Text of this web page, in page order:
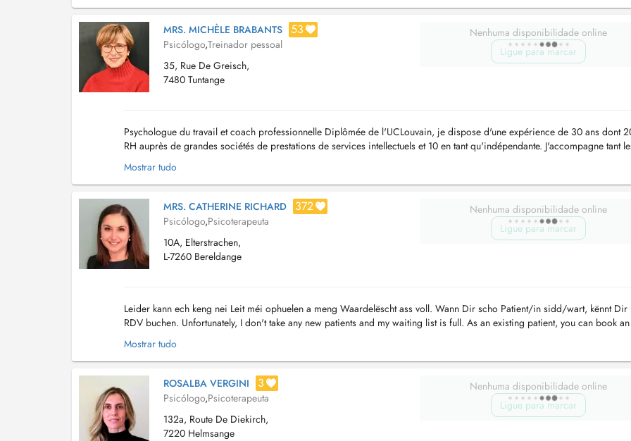
MRS. MICHÈLE BRABANTS 53
Psicólogo,Treinador pessoal
35, Rue De Greisch,
7480 Tuntange
Nenhuma disponibilidade online
Ligue para marcar
Psychologue du travail et coach professionnelle Diplômée de l'UCLouvain, je dispose d'une expérience de 30 ans dont
RH auprès de grandes sociétés de prestations de services intellectuels et 10 en tant qu'indépendante. J'accompagne tant
particuliers que les managers/dirigeants. Je ...
Mostrar tudo
MRS. CATHERINE RICHARD 372
Psicólogo,Psicoterapeuta
10A, Elterstrachen,
L-7260 Bereldange
Nenhuma disponibilidade online
Ligue para marcar
Leider kann ech keng nei Leit méi ophuelen a meng Waardelëscht ass voll. Wann Dir scho Patient/in sidd/wart, kënnt Dir
RDV buchen. Unfortunately, I don't take any new patients and my waiting list is full. As an existing patient, you can book an
appointment. www.centre-psy.com Tél: +352 6...
Mostrar tudo
ROSALBA VERGINI 3
Psicólogo,Psicoterapeuta
132a, Route De Diekirch,
7220 Helmsange
Nenhuma disponibilidade online
Ligue para marcar